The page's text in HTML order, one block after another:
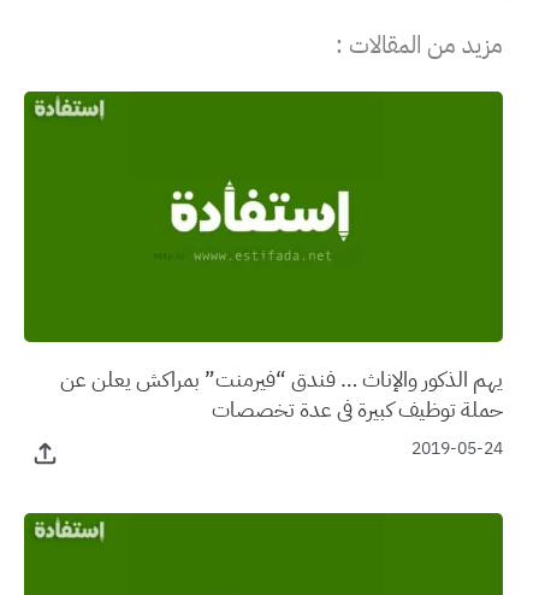
مزيد من المقالات :
يهم الذكور والإناث … فندق “فيرمنت” بمراكش يعلن عن
حملة توظيف كبيرة في عدة تخصصات
2019-05-24